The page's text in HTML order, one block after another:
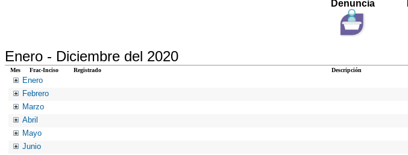
Denuncia
Enero - Diciembre del 2020
Mes Frac-Inciso Registrado Descripción
Enero
Febrero
Marzo
Abril
Mayo
Junio